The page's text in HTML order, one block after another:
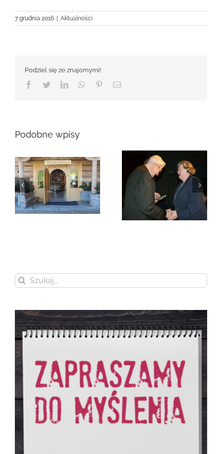
7 grudnia 2016 Aktualności
Podziel się ze znajomymi!
Facebook
TwitterLinkedInWhatsApp
PinterestEmail
Podobne wpisy
Zmarła Genowefa
Sikora
Zmarła Wanda
Czubernatowa
Szukaj